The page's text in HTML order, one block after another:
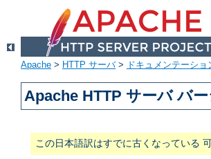
Apache > HTTP サーバ> ドキュメンテーショ
Apache HTTP サーバ バ
この日本語訳はすでに古くなっている